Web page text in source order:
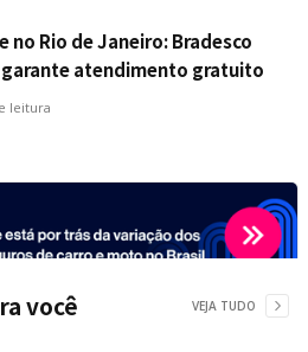
no Rio de Janeiro: Bradesco
atendimento gratuito
Niterói
leitura
você VEJA TUDO